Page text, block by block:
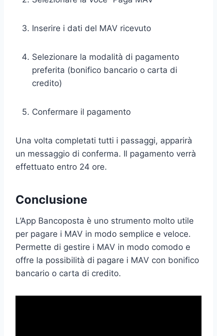
Inserire i dati del MAV ricevuto
Selezionare la modalità di pagamento
preferita (bonifico bancario o carta di
credito)
Confermare il pagamento
Una volta completati tutti i passaggi, apparirà
un messaggio di conferma. Il pagamento verrà
effettuato entro 24 ore.
Conclusione
L’App Bancoposta è uno strumento molto utile
per pagare i MAV in modo semplice e veloce.
Permette di gestire i MAV in modo comodo e
offre la possibilità di pagare i MAV con bonifico
bancario o carta di credito.